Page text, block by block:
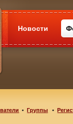
Новости
•Группы •